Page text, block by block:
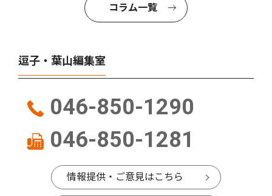
コラム一覧
逗子・葉山編集室
046-850-1290
046-850-1281
情報提供・ご意見はこちら